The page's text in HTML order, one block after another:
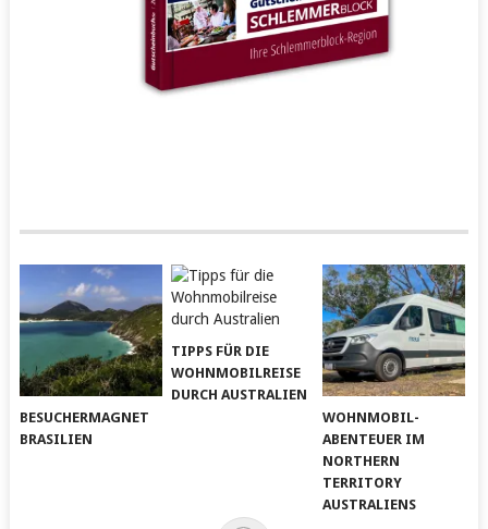
BESUCHERMAGNET
BRASILIEN
TIPPS FÜR DIE
WOHNMOBILREISE
DURCH AUSTRALIEN
WOHNMOBIL-
ABENTEUER IM
NORTHERN
TERRITORY
AUSTRALIENS